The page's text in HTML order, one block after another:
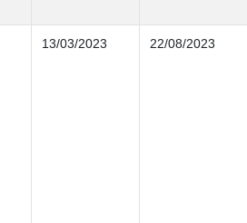
13/03/2023 22/08/2023